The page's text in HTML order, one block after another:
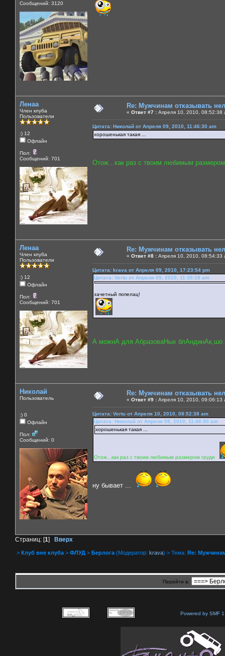
Сообщений: 3120
Ленаа
Член клуба
Пользователи
:) 12
Офлайн
Пол:
Сообщений: 701
Re: Мужчинам отказывать
« Ответ #7 : Апреля 10, 2010, 08:52:38
Цитата: Николай от Апреля 09, 2010, 11:46:30 am
хорошенькая такая ...
Отож...как раз с твоим любимым
Ленаа
Член клуба
Пользователи
:) 12
Офлайн
Пол:
Сообщений: 701
Re: Мужчинам отказывать
« Ответ #8 : Апреля 10, 2010, 08:54:33
Цитата: krava от Апреля 09, 2010, 17:23:54 pm
Цитата: Vertu от Апреля 09, 2010, 11:35:18 am
зачетный попелац!
А можнА для АбразоваНых блАндинАк,шо
Николай
Пользователь
:) 0
Офлайн
Пол:
Сообщений: 0
Re: Мужчинам отказывать
« Ответ #9 : Апреля 10, 2010, 09:06:13
Цитата: Vertu от Апреля 10, 2010, 08:52:38 am
Цитата: Николай от Апреля 09, 2010, 11:46:30 am
хорошенькая такая ...
Отож...как раз с твоим любимым размером груди
ну бывает ...
Страниц: [1] Вверх
> Клуб вне клуба > ФЛУД > Берлога (Модератор: krava) > Тема: Re:
Перейти в:
Powered by SMF